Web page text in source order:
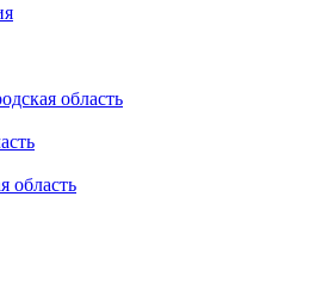
область
область